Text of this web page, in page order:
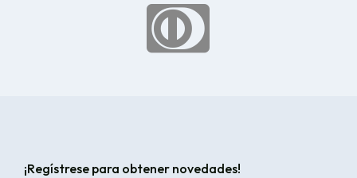

¡Regístrese para obtener novedades!